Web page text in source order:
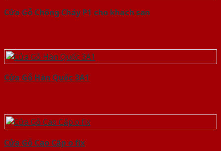
Cửa Gỗ Chống Cháy P1 cho khach san
Cửa Gỗ Hàn Quốc 3A1
Cửa Gỗ Cao Cấp o fix